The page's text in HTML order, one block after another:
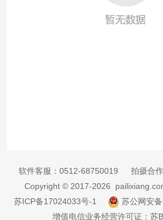
软件客服： 0512-68750019 拍摄合作
Copyright © 2017-2026
苏ICP备17024033号-1
苏公网安
增值电信业务经营许可证：苏